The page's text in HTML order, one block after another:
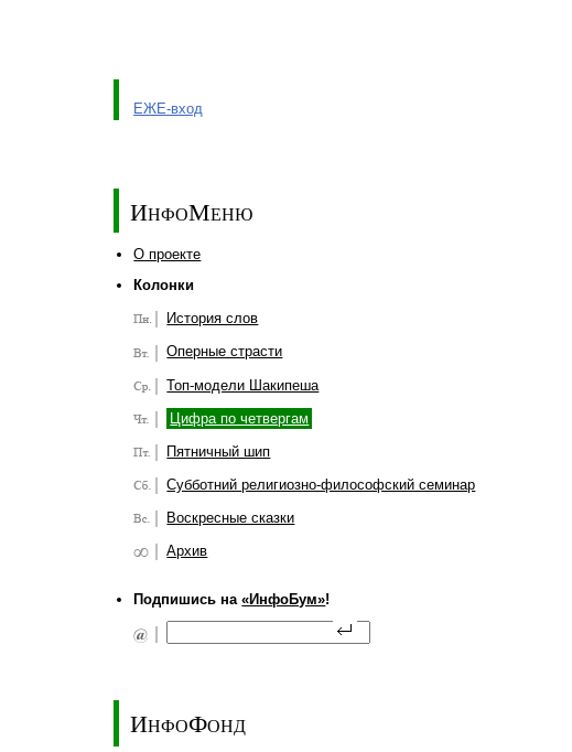
ЕЖЕ-вход
ИнфоМеню
О проекте
Колонки
История слов
Оперные страсти
Топ-модели Шакипеша
Цифра по четвергам
Пятничный шип
Субботний религиозно-философский семинар
Воскресные сказки
Архив
Подпишись на«ИнфоБум»!
ИнфоФонд